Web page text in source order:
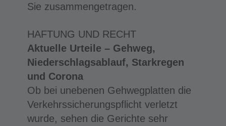
Sie zusammengetragen.
HAFTUNG UND RECHT
Aktuelle Urteile – Gehweg,
Niederschlagsablauf, Starkregen
und Corona
Ob bei unebenen Gehwegplatten die
Verkehrssicherungspflicht verletzt
wurde, sehen die Gerichte sehr